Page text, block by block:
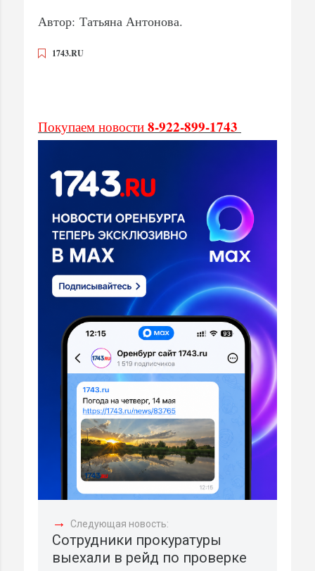
Автор: Татьяна Антонова.
1743.RU
Покупаем новости 8-922-899-1743
→ Следующая новость:
Сотрудники прокуратуры
выехали в рейд по проверке